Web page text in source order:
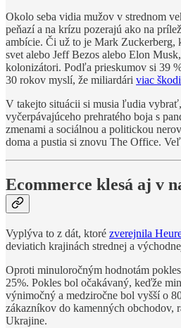
Okolo seba vidia mužov v strednom
peňazí a na krízu pozerajú ako na
ambície. Či už to je Mark Zuckerberg,
svet alebo Jeff Bezos alebo Elon
kolonizátori. Podľa prieskumov si 39
30 rokov myslí, že miliardári viac
V takejto situácii si musia ľudia
vyčerpávajúceho prehratého boja s
zmenami a sociálnou a politickou
doma a pustia si znovu The Office.
Ecommerce klesá aj v
Vyplýva to z dát, ktoré zverejnila
deviatich krajinách strednej a
Oproti minuloročným hodnotám
25%. Pokles bol očakávaný, keďže
výnimočný a medziročne bol vyšší o
zákazníkov do kamenných obchodov,
Ukrajine.